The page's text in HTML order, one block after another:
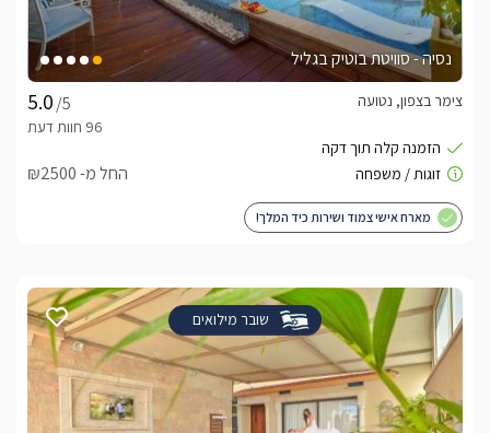
נסיה - סוויטת בוטיק בגליל
/5
צימר בצפון, נטועה
החל מ- ₪2500
מארח אישי צמוד ושירות כיד המלך!
שובר מילואים